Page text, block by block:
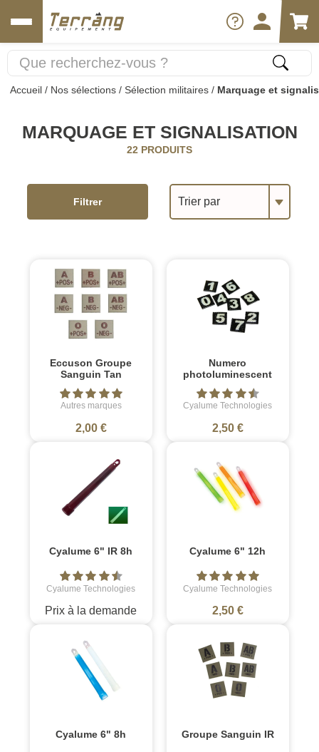
Accueil / Nos sélections / Sélection militaires / Marquage et
MARQUAGE ET SIGNALISATION
22 PRODUITS
Trier par
Filtrer
Eccuson Groupe
Sanguin Tan
Autres marques
2,00 €
Numero
photoluminescent
Cyalume Technologies
2,50 €
Cyalume 6" IR 8h
Cyalume Technologies
Prix à la demande
Cyalume 6" 12h
Cyalume Technologies
2,50 €
Cyalume 6" 8h Groupe Sanguin IR